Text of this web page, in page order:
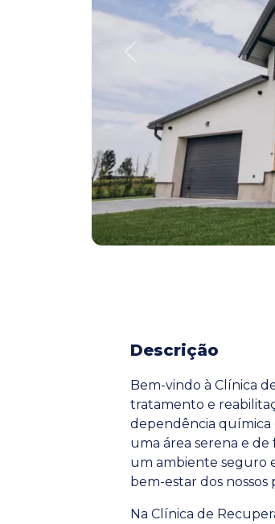
Descrição
Bem-vindo à Clínica
tratamento e
dependência química
uma área serena e de
um ambiente seguro
bem-estar dos nossos
Na Clínica de